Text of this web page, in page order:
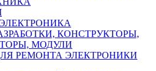
КОНСТРУКТОРЫ,
МОДУЛИ
РЕМОНТА ЭЛЕКТРОНИКИ